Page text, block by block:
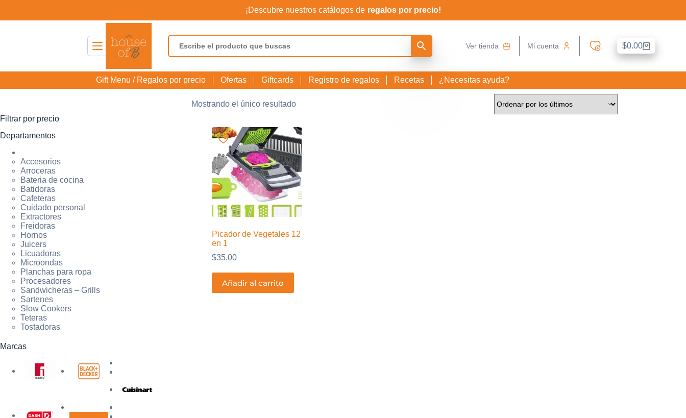
¡Descubre nuestros catálogos de regalos por precio!
Ver tienda Mi cuenta
Carro
de
$0.00
Gift Menu / Regalos por precio Ofertas Giftcards Registro de regalos Recetas ¿Necesitas ayuda?
Mostrando el único resultado
Picador de Vegetales 12
en 1
$35.00
Añadir al carrito
Filtrar por precio
Departamentos
Accesorios
Arroceras
Bateria de cocina
Batidoras
Cafeteras
Cuidado personal
Extractores
Freidoras
Hornos
Juicers
Licuadoras
Microondas
Planchas para ropa
Procesadores
Sandwicheras – Grills
Sartenes
Slow Cookers
Teteras
Tostadoras
Marcas